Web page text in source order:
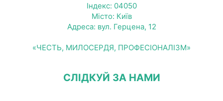
Індекс: 04050
Місто: Київ
Адреса: вул. Герцена, 12
«ЧЕСТЬ, МИЛОСЕРДЯ, ПРОФЕСІОНАЛІЗМ»
СЛІДКУЙ ЗА НАМИ